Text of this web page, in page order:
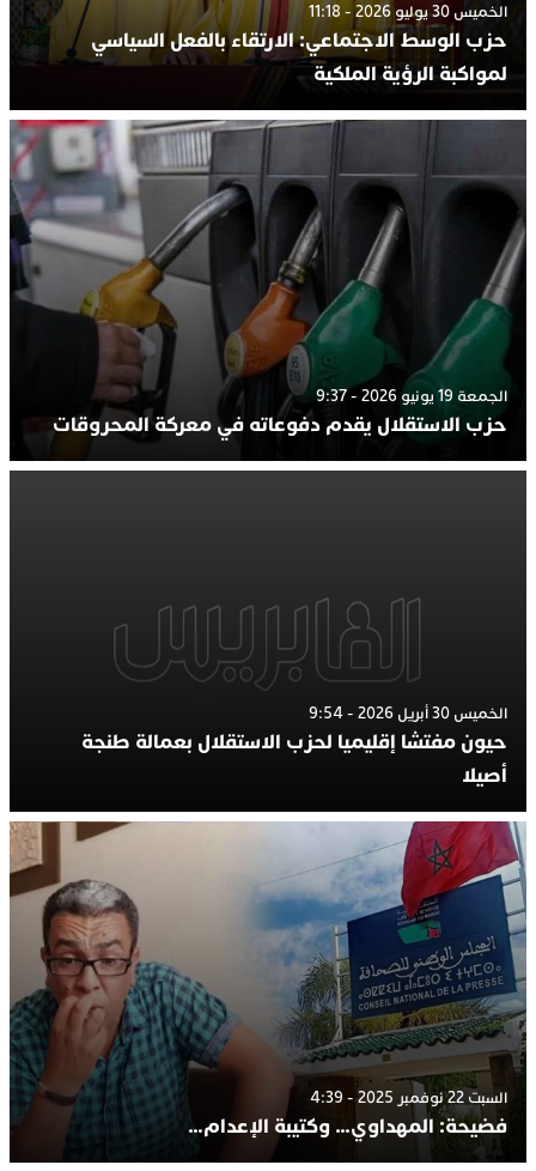
الخميس 30 يوليو 2026 - 11:18
حزب الوسط الاجتماعي: الارتقاء بالفعل السياسي
لمواكبة الرؤية الملكية
الجمعة 19 يونيو 2026 - 9:37
حزب الاستقلال يقدم دفوعاته في معركة المحروقات
الخميس 30 أبريل 2026 - 9:54
حيون مفتشا إقليميا لحزب الاستقلال بعمالة طنجة
أصيلا
السبت 22 نوفمبر 2025 - 4:39
فضيحة: المهداوي… وكتيبة الإعدام…